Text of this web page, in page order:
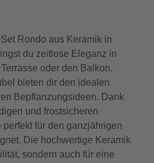
Rondo aus Keramik in
du zeitlose Eleganz in
oder den Balkon.
bieten dir den idealen
Bepflanzungsideen. Dank
und frostsicheren
für den ganzjährigen
Die hochwertige Keramik
sondern auch für eine